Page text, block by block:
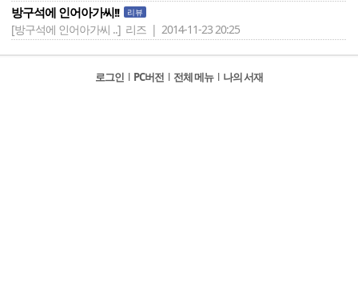
방구석에 인어아가씨!! 리뷰
[방구석에 인어아가씨 ..] 리즈 | 2014-11-23 20:25
로그인 l PC버전 l 전체 메뉴 l 나의 서재